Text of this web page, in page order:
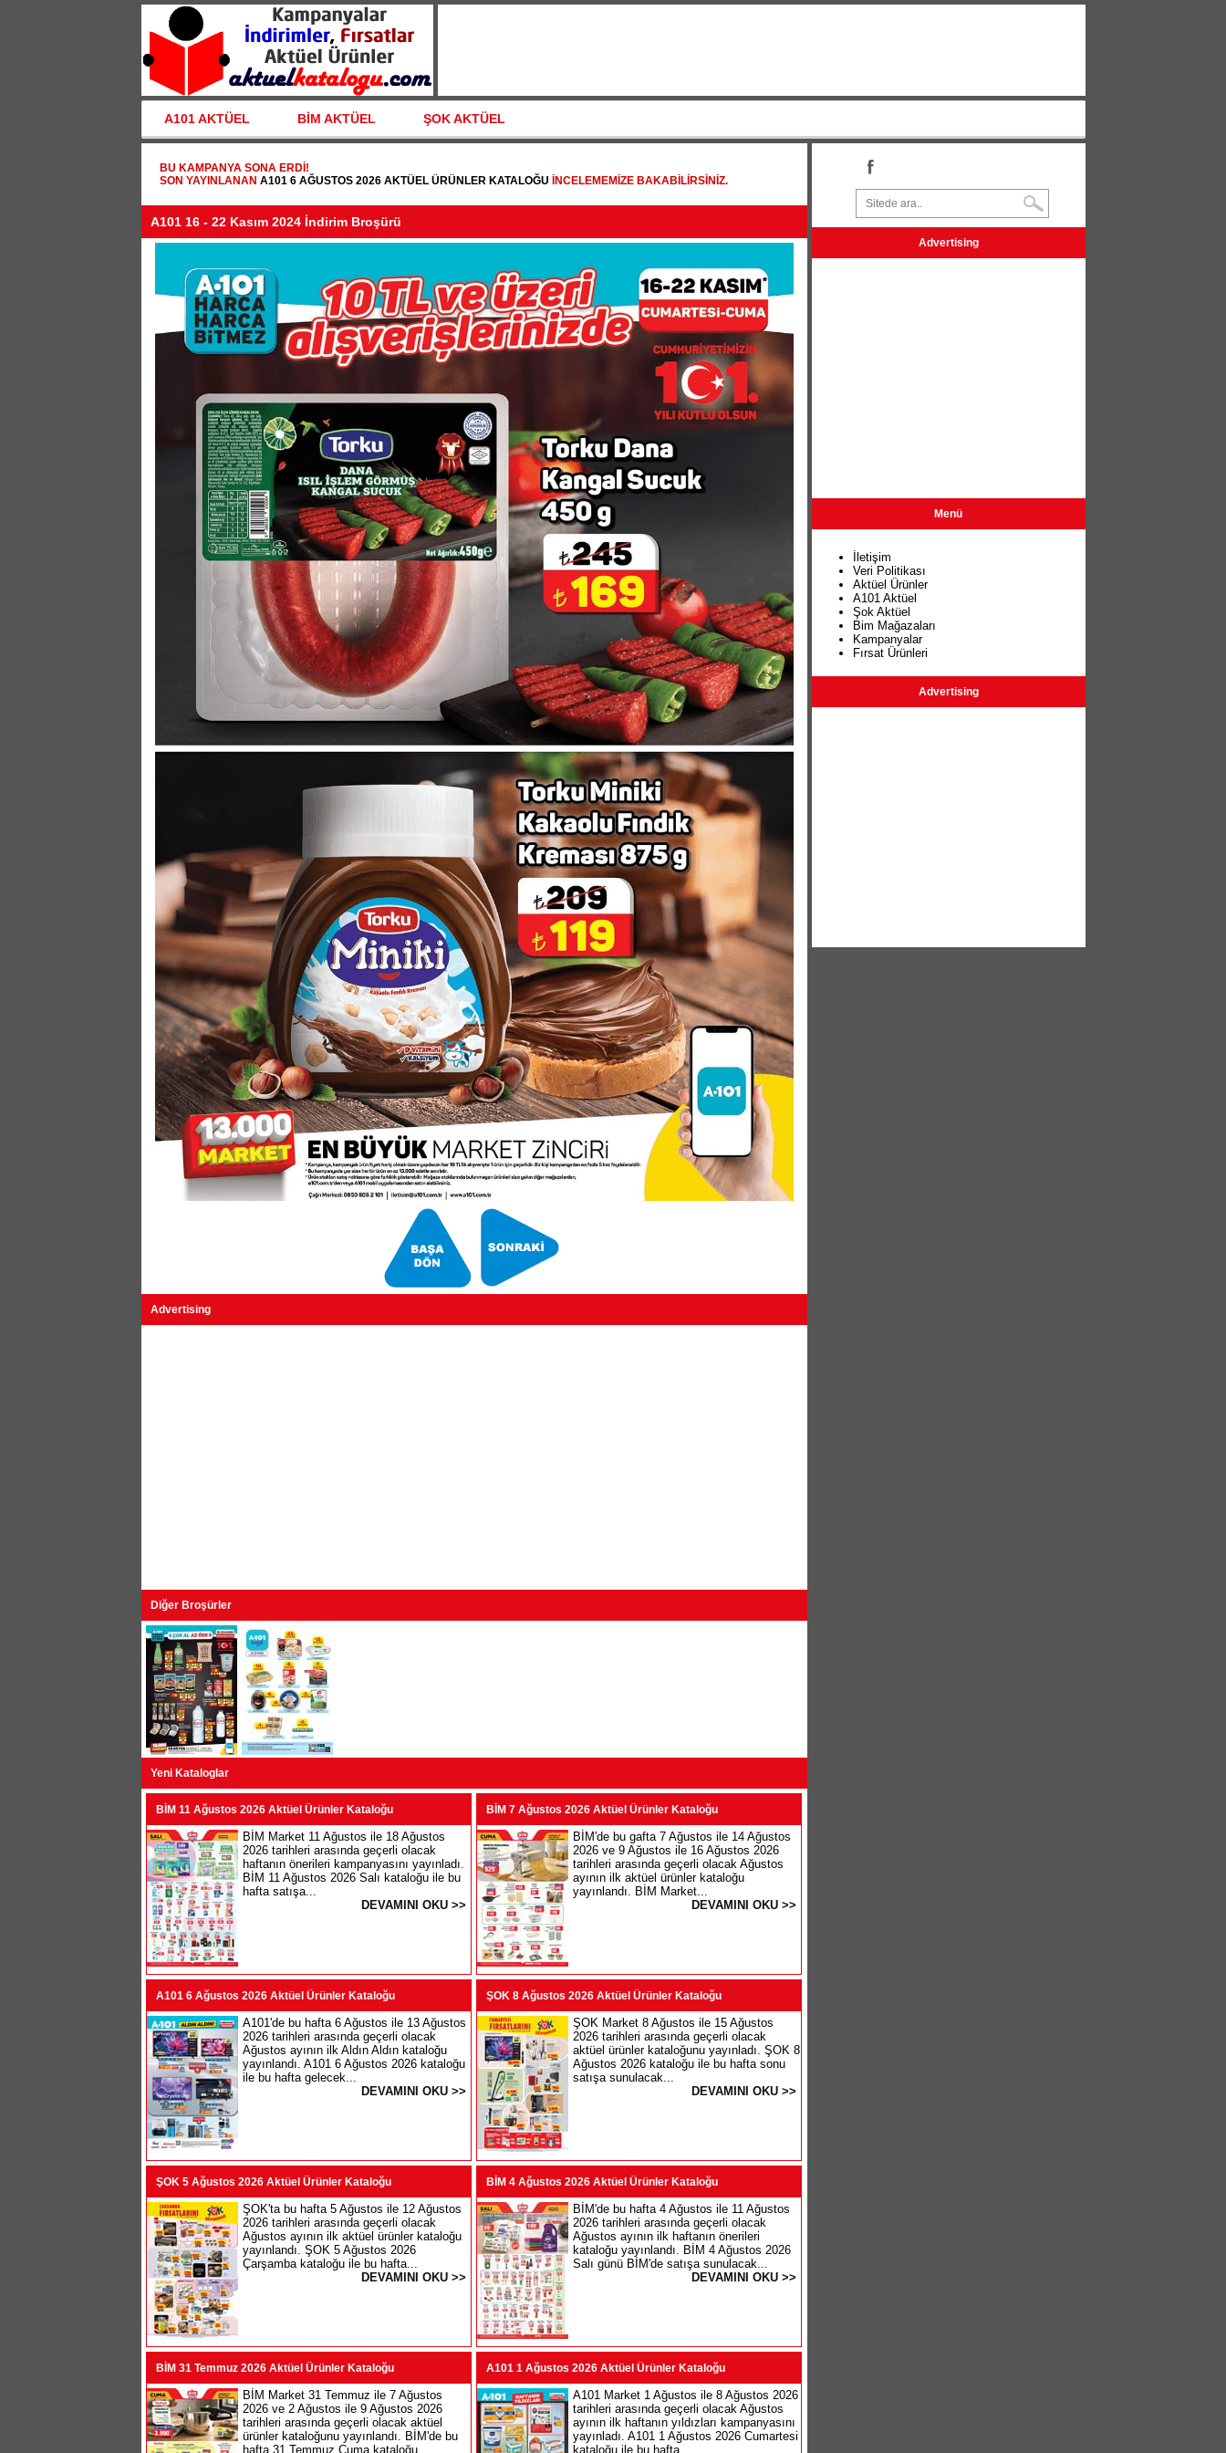
A101 AKTÜEL BİM AKTÜEL ŞOK AKTÜEL
BU KAMPANYA SONA ERDI!
SON YAYINLANAN A101 6 AĞUSTOS 2026 AKTÜEL ÜRÜNLER KATALOĞU INCELEMEMIZE BAKABILIRSINIZ.
A101 16 - 22 Kasım 2024 İndirim Broşürü
Advertising
Diğer Broşürler
Yeni Kataloglar
BİM 11 Ağustos 2026 Aktüel Ürünler Kataloğu
BİM Market 11 Ağustos ile 18 Ağustos
2026 tarihleri arasında geçerli olacak
haftanın önerileri kampanyasını yayınladı.
BİM 11 Ağustos 2026 Salı kataloğu ile bu
hafta satışa...
DEVAMINI OKU >>
BİM 7 Ağustos 2026 Aktüel Ürünler Kataloğu
BİM'de bu gafta 7 Ağustos ile 14 Ağustos
2026 ve 9 Ağustos ile 16 Ağustos 2026
tarihleri arasında geçerli olacak Ağustos
ayının ilk aktüel ürünler kataloğu
yayınlandı. BİM Market...
DEVAMINI OKU >>
A101 6 Ağustos 2026 Aktüel Ürünler Kataloğu
A101'de bu hafta 6 Ağustos ile 13 Ağustos
2026 tarihleri arasında geçerli olacak
Ağustos ayının ilk Aldın Aldın kataloğu
yayınlandı. A101 6 Ağustos 2026 kataloğu
ile bu hafta gelecek...
DEVAMINI OKU >>
ŞOK 8 Ağustos 2026 Aktüel Ürünler Kataloğu
ŞOK Market 8 Ağustos ile 15 Ağustos
2026 tarihleri arasında geçerli olacak
aktüel ürünler kataloğunu yayınladı. ŞOK 8
Ağustos 2026 kataloğu ile bu hafta sonu
satışa sunulacak...
DEVAMINI OKU >>
ŞOK 5 Ağustos 2026 Aktüel Ürünler Kataloğu
ŞOK'ta bu hafta 5 Ağustos ile 12 Ağustos
2026 tarihleri arasında geçerli olacak
Ağustos ayının ilk aktüel ürünler kataloğu
yayınlandı. ŞOK 5 Ağustos 2026
Çarşamba kataloğu ile bu hafta...
DEVAMINI OKU >>
BİM 4 Ağustos 2026 Aktüel Ürünler Kataloğu
BİM'de bu hafta 4 Ağustos ile 11 Ağustos
2026 tarihleri arasında geçerli olacak
Ağustos ayının ilk haftanın önerileri
kataloğu yayınlandı. BİM 4 Ağustos 2026
Salı günü BİM'de satışa sunulacak...
DEVAMINI OKU >>
BİM 31 Temmuz 2026 Aktüel Ürünler Kataloğu
BİM Market 31 Temmuz ile 7 Ağustos
2026 ve 2 Ağustos ile 9 Ağustos 2026
tarihleri arasında geçerli olacak aktüel
ürünler kataloğunu yayınlandı. BİM'de bu
hafta 31 Temmuz Cuma kataloğu...
A101 1 Ağustos 2026 Aktüel Ürünler Kataloğu
A101 Market 1 Ağustos ile 8 Ağustos 2026
tarihleri arasında geçerli olacak Ağustos
ayının ilk haftanın yıldızları kampanyasını
yayınladı. A101 1 Ağustos 2026 Cumartesi
kataloğu ile bu hafta...
Advertising
Menü
İletişim
Veri Politikası
Aktüel Ürünler
A101 Aktüel
Şok Aktüel
Bim Mağazaları
Kampanyalar
Fırsat Ürünleri
Advertising